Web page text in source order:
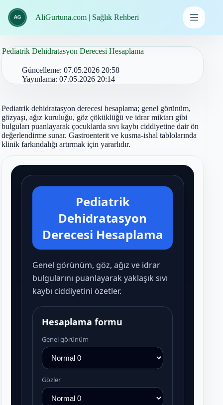
geç
AliGurtuna.com | Sağlık Rehberi
Pediatrik Dehidratasyon Derecesi Hesaplama
Güncelleme: 07.05.2026 20:58
Yayınlama: 07.05.2026 20:14
Pediatrik dehidratasyon derecesi hesaplama; genel görünüm,
gözyaşı, ağız kuruluğu, göz çöküklüğü ve idrar miktarı gibi
bulguları puanlayarak çocuklarda sıvı kaybı ciddiyetine dair ön
değerlendirme sunar. Gastroenterit ve kusma-ishal tablolarında
klinik farkındalığı artırmak için yararlıdır.